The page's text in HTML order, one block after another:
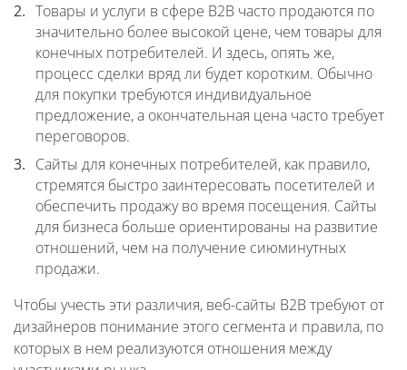
Товары и услуги в сфере B2B часто продаются по
значительно более высокой цене, чем товары для
конечных потребителей. И здесь, опять же,
процесс сделки вряд ли будет коротким. Обычно
для покупки требуются индивидуальное
предложение, а окончательная цена часто требует
переговоров.
Сайты для конечных потребителей, как правило,
стремятся быстро заинтересовать посетителей и
обеспечить продажу во время посещения. Сайты
для бизнеса больше ориентированы на развитие
отношений, чем на получение сиюминутных
продажи.
Чтобы учесть эти различия, веб-сайты B2B требуют от
дизайнеров понимание этого сегмента и правила, по
которых в нем реализуются отношения между